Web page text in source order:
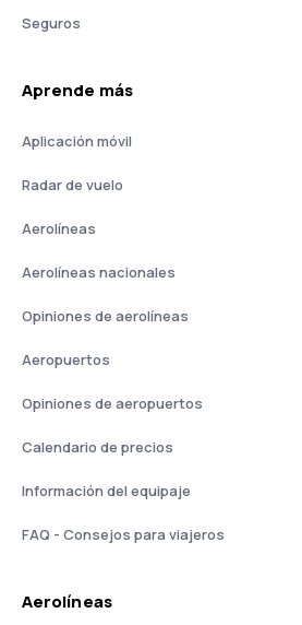
Seguros
Aprende más
Aplicación móvil
Radar de vuelo
Aerolíneas
Aerolíneas nacionales
Opiniones de aerolíneas
Aeropuertos
Opiniones de aeropuertos
Calendario de precios
Información del equipaje
FAQ - Consejos para viajeros
Aerolíneas